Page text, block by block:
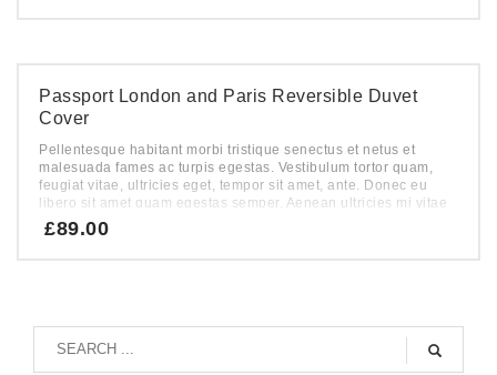
Passport London and Paris Reversible Duvet
Cover
Pellentesque habitant morbi tristique senectus et netus et
malesuada fames ac turpis egestas. Vestibulum tortor quam,
feugiat vitae, ultricies eget, tempor sit amet, ante. Donec eu
libero sit amet quam egestas semper. Aenean ultricies mi vitae
est. Mauris placerat eleifend leo.
£89.00